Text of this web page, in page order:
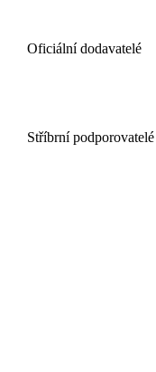
Oficiální dodavatelé
Stříbrní podporovatelé